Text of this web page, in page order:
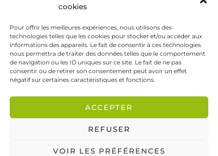
cookies
Pour offrir les meilleures expériences, nous utilisons des
technologies telles que les cookies pour stocker et/ou accéder aux
informations des appareils. Le fait de consentir à ces technologies
nous permettra de traiter des données telles que le comportement
de navigation ou les ID uniques sur ce site. Le fait de ne pas
consentir ou de retirer son consentement peut avoir un effet
négatif sur certaines caractéristiques et fonctions.
ACCEPTER
REFUSER
VOIR LES PRÉFÉRENCES
Ce site a été financé à l’aide du FEDER (REACT-UE)
dans le cadre de la réponse de l’Union européenne
CGV / CGU Mentions légales Politique de confidentialité